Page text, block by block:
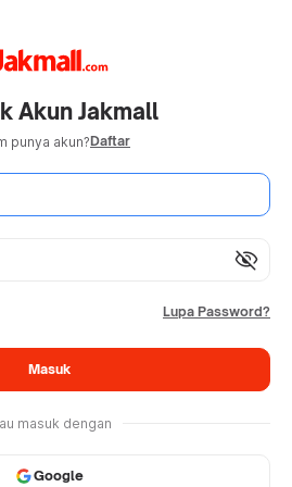
Akun Jakmall
punya akun?Daftar
visibility_off
Lupa Password?
Masuk
masuk dengan
Google